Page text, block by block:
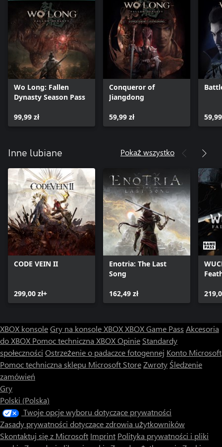
Wo Long: Fallen
Dynasty Season Pass
99,99 zł
Conqueror of
Jiangdong
59,99 zł
Inne lubiane Pokaż wszystko
CODE VEIN II
299,00 zł+
Enotria: The Last
Song
162,49 zł
XBOX konsoleGry na konsole XBOXXBOX Game Pass Akcesoria
do XBOX Pomoc techniczna XBOXOpinie Standardy
społeczności Ostrzeżenie o padaczce fotogennej Konto Microsoft
Pomoc techniczna sklepu Microsoft StoreZwroty Śledzenie
zamówień
Gry
Polski (Polska)
Twoje opcje wyboru dotyczące prywatności
Zasady prywatności dotyczące zdrowia użytkowników
Skontaktuj się z Microsoft Imprint Polityka prywatności i pliki